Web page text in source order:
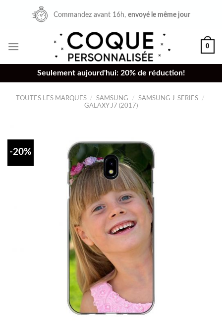
Commandez avant 16h,envoyé le même jour
0
Seulement aujourd'hui: 20% de réduction!
TOUTES LES MARQUES / SAMSUNG / SAMSUNG J-SERIES
/
GALAXY J7 (2017)
-20%